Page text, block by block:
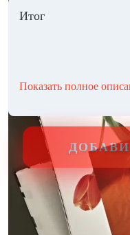
Итог
Показать полное